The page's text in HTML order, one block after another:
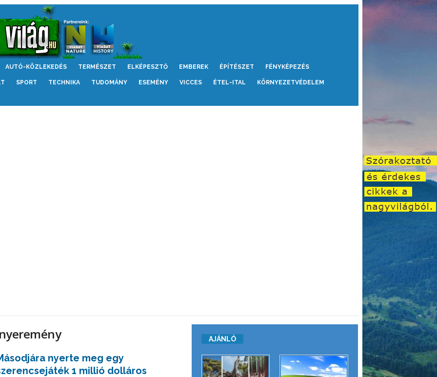
AUTÓ-KÖZLEKEDÉS TERMÉSZET ELKÉPESZTŐ EMBEREK ÉPÍTÉSZET FÉNYKÉPEZÉS
SPORT TECHNIKA TUDOMÁNY ESEMÉNY VICCES ÉTEL-ITAL KÖRNYEZETVÉDELEM
nyerte meg egy
1 millió dolláros
AJÁNLÓ